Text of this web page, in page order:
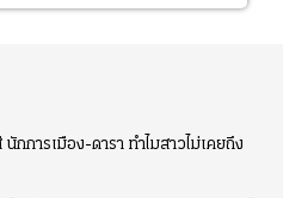
กการเมือง-ดารา ทำไมสาวไม่เคยถึง